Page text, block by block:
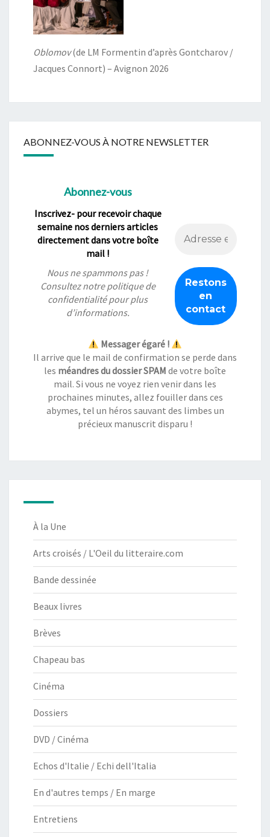
Oblomov(de LM Formentin d’après Gontcharov /
Jacques Connort) – Avignon 2026
ABONNEZ-VOUS À NOTRE NEWSLETTER
Abonnez-vous
Inscrivez- pour recevoir chaque
semaine nos derniers articles
directement dans votre boîte
mail !
Nous ne spammons pas !
Consultez notrepolitique de
confidentialitépour plus
d’informations.
Messager égaré !
Il arrive que le mail de confirmation se perde dans
les méandres du dossier SPAM de votre boîte
mail. Si vous ne voyez rien venir dans les
prochaines minutes, allez fouiller dans ces
abymes, tel un héros sauvant des limbes un
précieux manuscrit disparu !
À la Une
Arts croisés / L'Oeil du litteraire.com
Bande dessinée
Beaux livres
Brèves
Chapeau bas
Cinéma
Dossiers
DVD / Cinéma
Echos d'Italie / Echi dell'Italia
En d'autres temps / En marge
Entretiens